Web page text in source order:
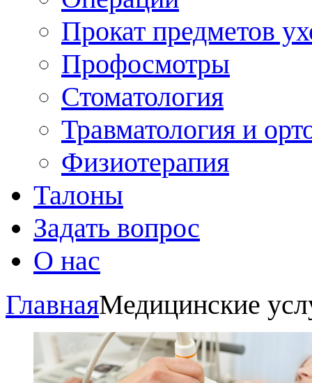
Прокат предметов
Профосмотры
Стоматология
Травматология и
Физиотерапия
Талоны
Задать вопрос
О нас
ГлавнаяМедицинские